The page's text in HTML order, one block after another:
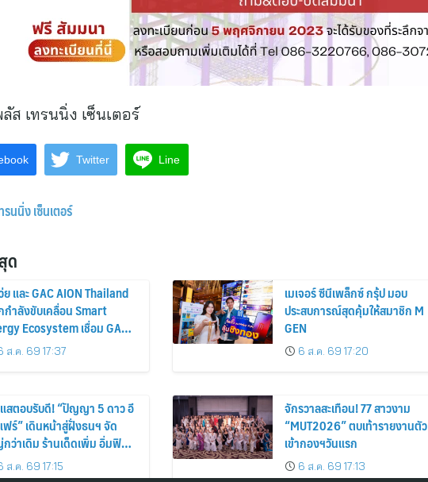
ส เทรนนิ่ง เซ็นเตอร์
Twitter Line
นนิ่ง เซ็นเตอร์
ด
ย และ GAC AION Thailand
ำลังขับเคลื่อน Smart
Ecosystem เชื่อม GAC
PHEV รถยนต์ MPV ระดับ
ยม เข้ากับพลังงานแสง
ส.ค. 69 17:37
เมเจอร์ ซีนีเพล็กซ์ กรุ้ป มอบ
ประสบการณ์สุดคุ้มให้สมาชิก M
GEN
6 ส.ค. 69 17:20
สตอบรับดี! “ปัญญา 5 ดาว อี
ร์” เดินหน้าสู่ฝั่งธนฯ จัด
ว่าเดิม ร้านเด็ดเพิ่ม อิ่มฟิน
นเต็ม!
ส.ค. 69 17:15
จักรวาลสะเทือน! 77 สาวงาม
“MUT2026” ตบเท้ารายงานตัว
เข้ากองฯวันแรก
6 ส.ค. 69 17:13